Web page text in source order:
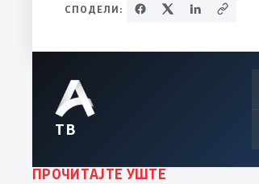
СПОДЕЛИ:
ТВ
ПРОЧИТАЈТЕ УШТЕ